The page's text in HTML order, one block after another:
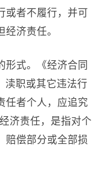
或者不履行，并可
济责任。
形式。《经济合同
渎职或其它违法行
任者个人，应追究
济责任，是指对个
赔偿部分或全部损